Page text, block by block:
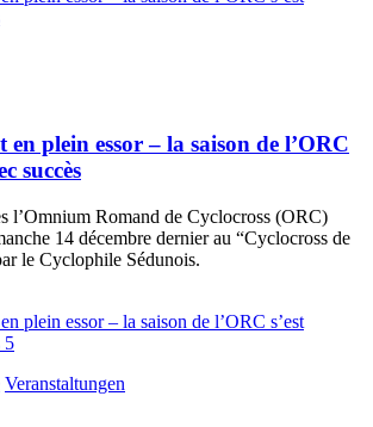
en plein essor – la saison de l’ORC
succès
l’Omnium Romand de Cyclocross (ORC)
14 décembre dernier au “Cyclocross de
le Cyclophile Sédunois.
Veranstaltungen